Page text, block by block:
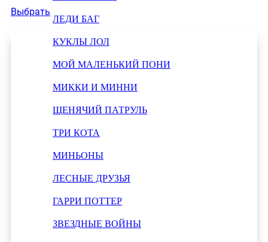
ЛЕДИ БАГ
КУКЛЫ ЛОЛ
МОЙ МАЛЕНЬКИЙ ПОНИ
МИККИ И МИННИ
ЩЕНЯЧИЙ ПАТРУЛЬ
ТРИ КОТА
МИНЬОНЫ
ЛЕСНЫЕ ДРУЗЬЯ
ГАРРИ ПОТТЕР
ЗВЕЗДНЫЕ ВОЙНЫ
Выбрать